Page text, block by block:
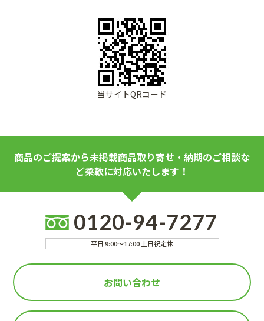
当サイトQRコード
商品のご提案から未掲載商品取り寄せ・納期のご相談な
ど柔軟に対応いたします！
0120-94-7277
平日 9:00～17:00 土日祝定休
お問い合わせ